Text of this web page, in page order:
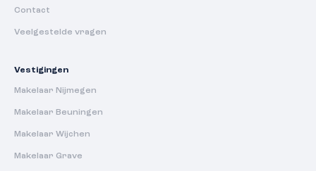
Contact
Veelgestelde vragen
Vestigingen
Makelaar Nijmegen
Makelaar Beuningen
Makelaar Wijchen
Makelaar Grave